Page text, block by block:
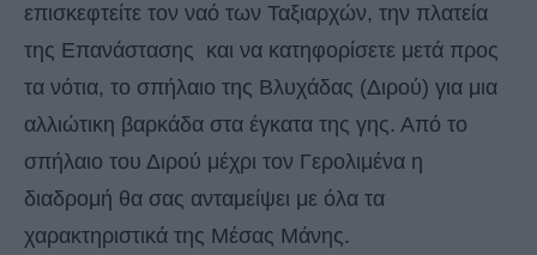
επισκεφτείτε τον ναό των Ταξιαρχών, την πλατεία
της Επανάστασης και να κατηφορίσετε μετά προς
τα νότια, το σπήλαιο της Βλυχάδας (Διρού) για μια
αλλιώτικη βαρκάδα στα έγκατα της γης. Από το
σπήλαιο του Διρού μέχρι τον Γερολιμένα η
διαδρομή θα σας ανταμείψει με όλα τα
χαρακτηριστικά της Μέσας Μάνης.